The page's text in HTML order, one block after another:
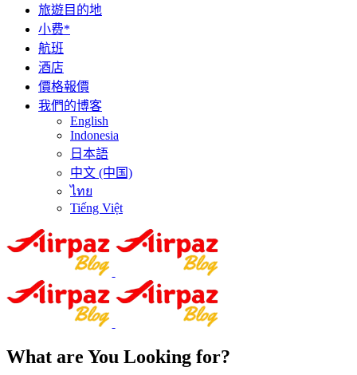
旅遊目的地
小费*
航班
酒店
價格報價
我們的博客
English
Indonesia
日本語
中文 (中国)
ไทย
Tiếng Việt
What are You Looking for?